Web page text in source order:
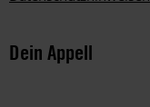
Dein Appell